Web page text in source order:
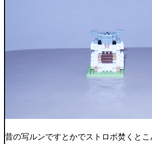
昔の写ルンですとかでストロボ焚くと